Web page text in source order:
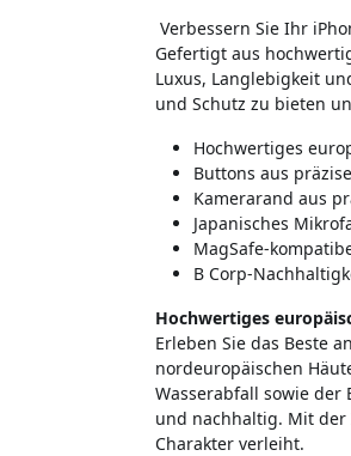
Verbessern Sie Ihr
Gefertigt aus
Luxus, Langlebigkeit
und Schutz zu bieten
Hochwertiges
Buttons aus
Kamerarand aus
Japanisches
MagSafe-
B Corp-
Hochwertiges
Erleben Sie das Beste
nordeuropäischen
Wasserabfall sowie der
und nachhaltig. Mit der
Charakter verleiht.